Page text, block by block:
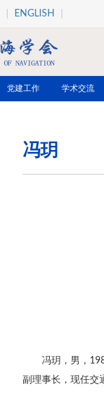
ENGLISH
党建工作 学术交流
冯玥
冯玥，男，
副理事长，现任交